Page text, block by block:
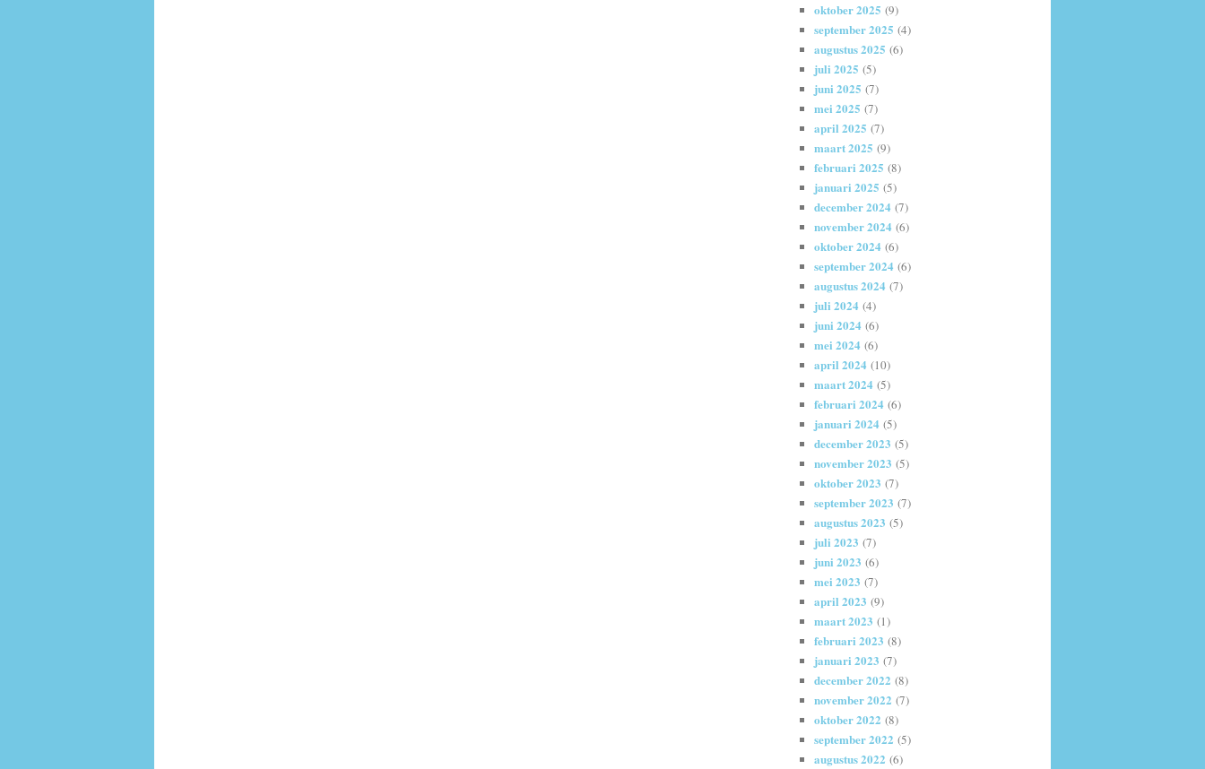
oktober 2025 (9)
september 2025 (4)
augustus 2025 (6)
juli 2025 (5)
juni 2025 (7)
mei 2025 (7)
april 2025 (7)
maart 2025 (9)
februari 2025 (8)
januari 2025 (5)
december 2024 (7)
november 2024 (6)
oktober 2024 (6)
september 2024 (6)
augustus 2024 (7)
juli 2024 (4)
juni 2024 (6)
mei 2024 (6)
april 2024 (10)
maart 2024 (5)
februari 2024 (6)
januari 2024 (5)
december 2023 (5)
november 2023 (5)
oktober 2023 (7)
september 2023 (7)
augustus 2023 (5)
juli 2023 (7)
juni 2023 (6)
mei 2023 (7)
april 2023 (9)
maart 2023 (1)
februari 2023 (8)
januari 2023 (7)
december 2022 (8)
november 2022 (7)
oktober 2022 (8)
september 2022 (5)
augustus 2022 (6)